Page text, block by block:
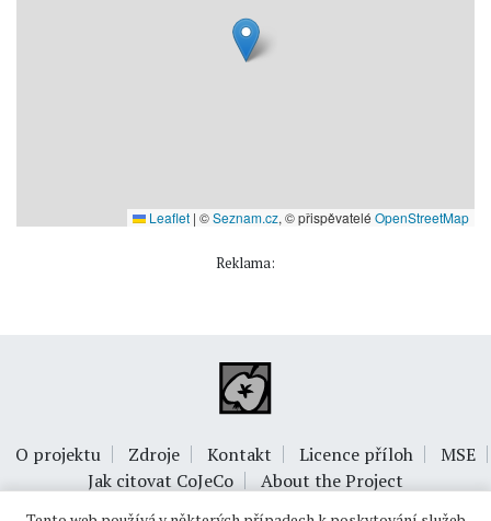
Leaflet | ©Seznam.cz, © přispěvatelé OpenStreetMap
Reklama:
O projektu Zdroje Kontakt Licence příloh
MSE
Jak citovat CoJeCo
About the Project